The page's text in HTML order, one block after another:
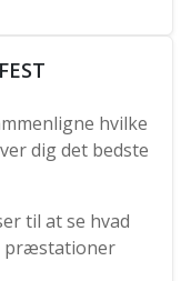
hvilke
dig det bedste
til at se hvad
præstationer